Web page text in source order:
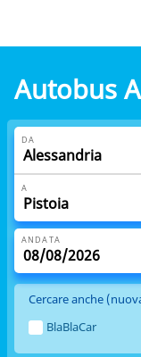
Autobus
DA
A
ANDATA
Cercare anche
BlaBlaCar